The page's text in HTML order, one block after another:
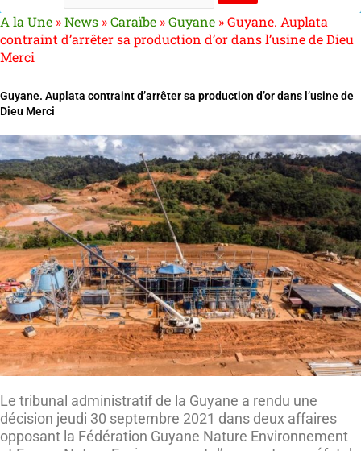
A la Une »News »Caraïbe »Guyane »Guyane. Auplata
contraint d’arrêter sa production d’or dans l’usine de Dieu
Merci
Guyane. Auplata contraint d’arrêter sa production d’or dans l’usine de
Dieu Merci
Le tribunal administratif de la Guyane a rendu une
décision jeudi 30 septembre 2021 dans deux affaires
opposant la Fédération Guyane Nature Environnement